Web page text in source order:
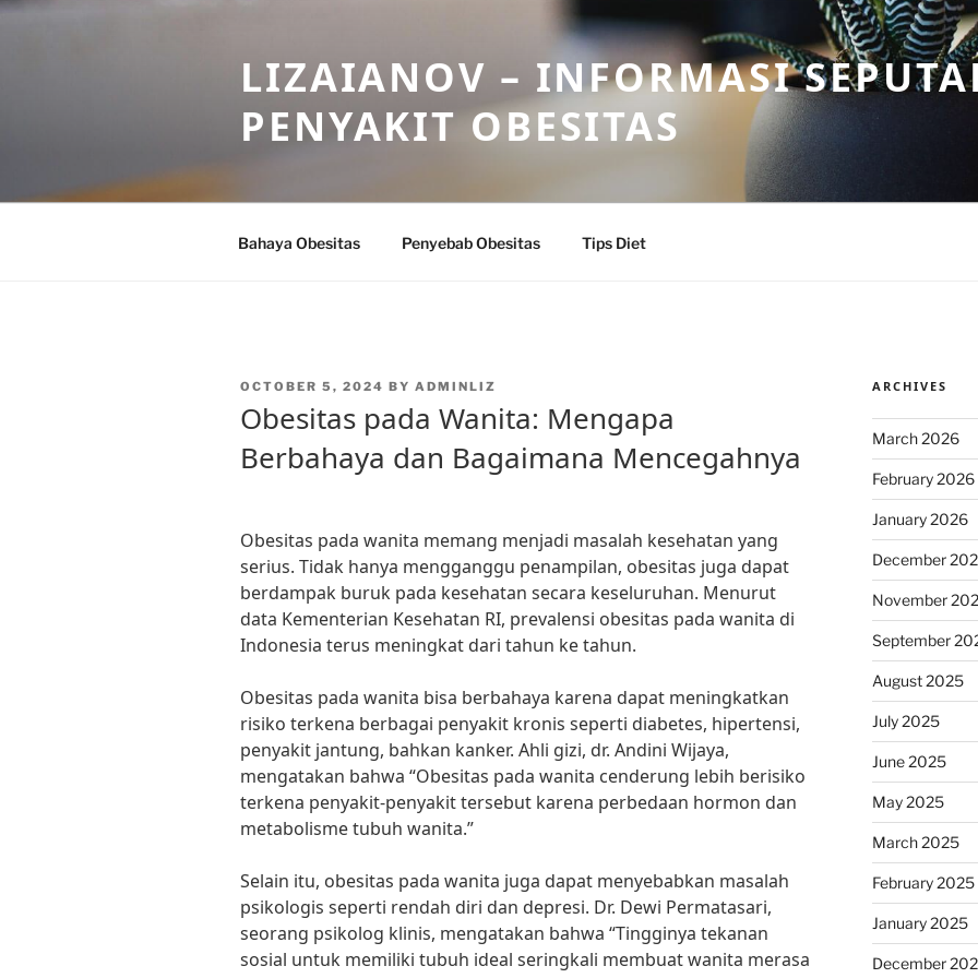
Skip
LIZAIANOV – INFORMASI
PENYAKIT OBESITAS
Bahaya Obesitas Penyebab Obesitas Tips Diet
POSTED
OCTOBER 5, 2024 BY ADMINLIZ
Obesitas pada Wanita: Mengapa
Berbahaya dan Bagaimana Mencegahnya
Obesitas pada wanita memang menjadi masalah kesehatan yang
serius. Tidak hanya mengganggu penampilan, obesitas juga dapat
berdampak buruk pada kesehatan secara keseluruhan. Menurut
data Kementerian Kesehatan RI, prevalensi obesitas pada wanita di
Indonesia terus meningkat dari tahun ke tahun.
Obesitas pada wanita bisa berbahaya karena dapat meningkatkan
risiko terkena berbagai penyakit kronis seperti diabetes, hipertensi,
penyakit jantung, bahkan kanker. Ahli gizi, dr. Andini Wijaya,
mengatakan bahwa “Obesitas pada wanita cenderung lebih berisiko
terkena penyakit-penyakit tersebut karena perbedaan hormon dan
metabolisme tubuh wanita.”
Selain itu, obesitas pada wanita juga dapat menyebabkan masalah
psikologis seperti rendah diri dan depresi. Dr. Dewi Permatasari,
seorang psikolog klinis, mengatakan bahwa “Tingginya tekanan
sosial untuk memiliki tubuh ideal seringkali membuat wanita merasa
ARCHIVES
March 2026
February 2026
January 2026
December
November
September
August 2025
July 2025
June 2025
May 2025
March 2025
February 2025
January 2025
December